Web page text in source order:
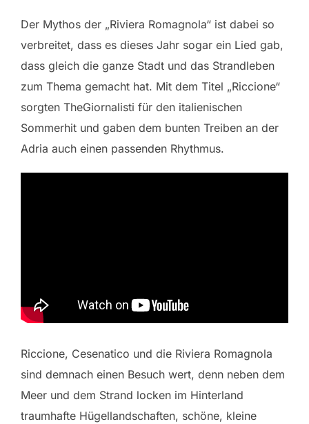
Der Mythos der „Riviera Romagnola“ ist dabei so
verbreitet, dass es dieses Jahr sogar ein Lied gab,
dass gleich die ganze Stadt und das Strandleben
zum Thema gemacht hat. Mit dem Titel „Riccione“
sorgten TheGiornalisti für den italienischen
Sommerhit und gaben dem bunten Treiben an der
Adria auch einen passenden Rhythmus.
Riccione, Cesenatico und die Riviera Romagnola
sind demnach einen Besuch wert, denn neben dem
Meer und dem Strand locken im Hinterland
traumhafte Hügellandschaften, schöne, kleine